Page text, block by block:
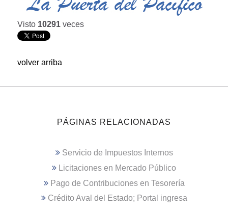
Visto 10291 veces
volver arriba
PÁGINAS RELACIONADAS
Servicio de Impuestos Internos
Licitaciones en Mercado Público
Pago de Contribuciones en Tesorería
Crédito Aval del Estado; Portal ingresa